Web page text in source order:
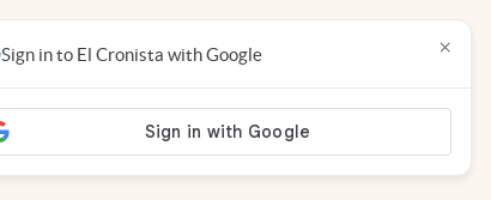
Sign in to El Cronista with Google ×